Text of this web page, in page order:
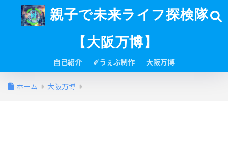
親子で未来ライフ探検隊
【大阪万博】
自己紹介 ✐うぇぶ制作 大阪万博
ホーム 大阪万博